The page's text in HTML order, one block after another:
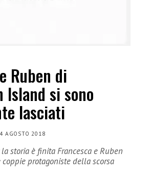
Ruben di
Island si sono
lasciati
4 AGOSTO 2018
storia è finita Francesca e Ruben
protagoniste della scorsa